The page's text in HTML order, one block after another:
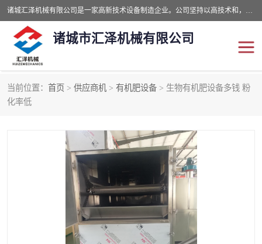
诸城汇泽机械有限公司是一家高新技术设备制造企业。公司坚持以高技术和，高服务于用户，以的环保机械制造设备赢的用户的信赖。现在主要生产死亡畜禽无害化处理和立式和卧式有机肥设备，搅拌机，烘干机，高温发酵机等。污水处理设备，固液分离机。气浮机，化制机等。公司秉承品质，用户至上，科技创新的经营理。
诸城市汇泽机械有限公司
当前位置： 首页 > 供应商机 > 有机肥设备 > 生物有机肥设备多钱 粉
化率低
发酵设备
有机肥设备
纳米膜好氧发酵堆肥机 粪污烘干酶体机
纳米膜发酵
分子膜堆肥仓